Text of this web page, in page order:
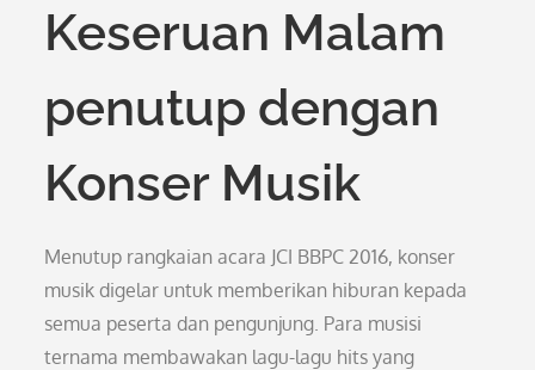
Keseruan Malam
penutup dengan
Konser Musik
Menutup rangkaian acara JCI BBPC 2016, konser
musik digelar untuk memberikan hiburan kepada
semua peserta dan pengunjung. Para musisi
ternama membawakan lagu-lagu hits yang